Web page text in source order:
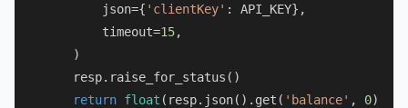
        json={
'clientKey' : API_KEY},
        timeout=
15,
    )
    resp.raise_for_status()
return float (resp.json().get( 'balance' , 0